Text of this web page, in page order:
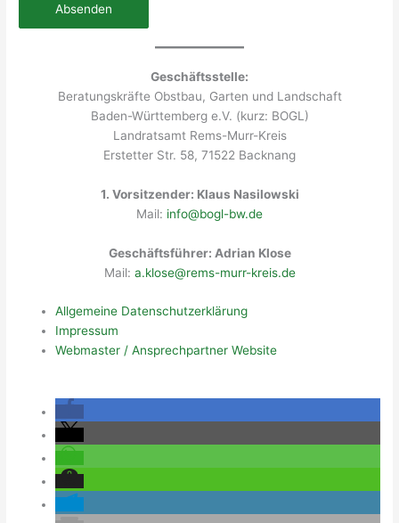
Absenden
Geschäftsstelle:
Beratungskräfte Obstbau, Garten und Landschaft
Baden-Württemberg e.V. (kurz: BOGL)
Landratsamt Rems-Murr-Kreis
Erstetter Str. 58, 71522 Backnang
1. Vorsitzender: Klaus Nasilowski
Mail: info@bogl-bw.de
Geschäftsführer: Adrian Klose
Mail: a.klose@rems-murr-kreis.de
Allgemeine Datenschutzerklärung
Impressum
Webmaster / Ansprechpartner Website